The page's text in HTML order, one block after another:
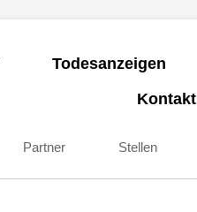
Todesanzeigen
Kontakt
Partner Stellen